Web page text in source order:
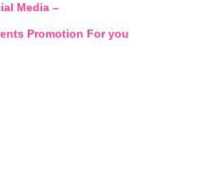
Media –
Promotion For you